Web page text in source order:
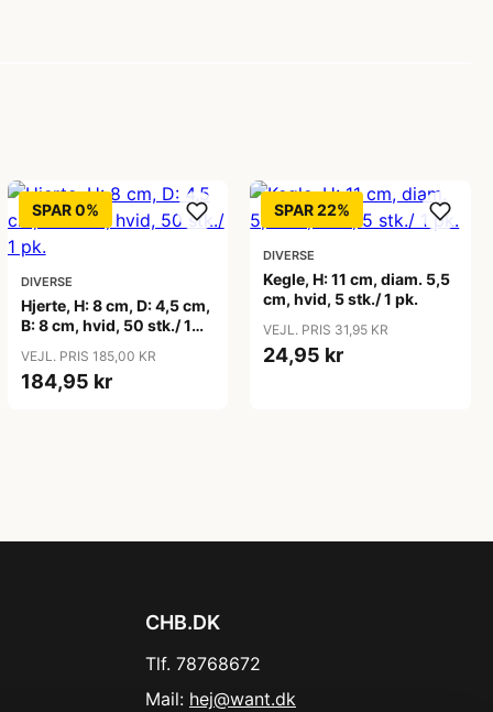
SPAR 0%
DIVERSE
Hjerte, H: 8 cm, D: 4,5 cm,
B: 8 cm, hvid, 50 stk./ 1
VEJL. PRIS 185,00 KR
184,95 kr
SPAR 22%
DIVERSE
Kegle, H: 11 cm, diam. 5,5
cm, hvid, 5 stk./ 1 pk.
VEJL. PRIS 31,95 KR
24,95 kr
CHB.DK
Tlf. 78768672
Mail: hej@want.dk